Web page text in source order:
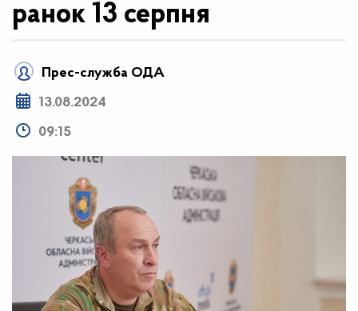
ранок 13 серпня
Прес-служба ОДА
13.08.2024
09:15